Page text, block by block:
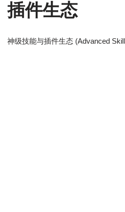
插件生态
神级技能与插件生态 (Advanced